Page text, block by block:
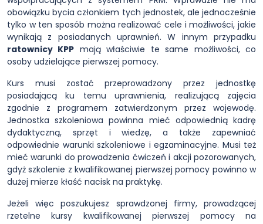
obowiązku bycia członkiem tych jednostek, ale jednocześnie
tylko w ten sposób można realizować cele i możliwości, jakie
wynikają z posiadanych uprawnień. W innym przypadku
ratownicy KPP mają właściwie te same możliwości, co
osoby udzielające pierwszej pomocy.
Kurs musi zostać przeprowadzony przez jednostkę
posiadającą ku temu uprawnienia, realizującą zajęcia
zgodnie z programem zatwierdzonym przez wojewodę.
Jednostka szkoleniowa powinna mieć odpowiednią kadrę
dydaktyczną, sprzęt i wiedzę, a także zapewniać
odpowiednie warunki szkoleniowe i egzaminacyjne. Musi też
mieć warunki do prowadzenia ćwiczeń i akcji pozorowanych,
gdyż szkolenie z kwalifikowanej pierwszej pomocy powinno w
dużej mierze kłaść nacisk na praktykę.
Jeżeli więc poszukujesz sprawdzonej firmy, prowadzącej
rzetelne kursy kwalifikowanej pierwszej pomocy na